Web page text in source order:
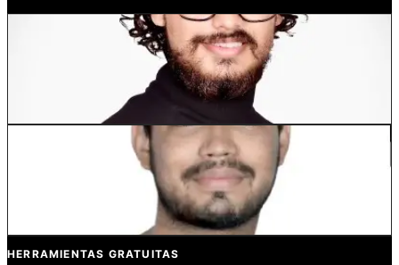
Co-fundador @MultiLipi
Kunal Singh Shekhawat
HERRAMIENTAS GRATUITAS